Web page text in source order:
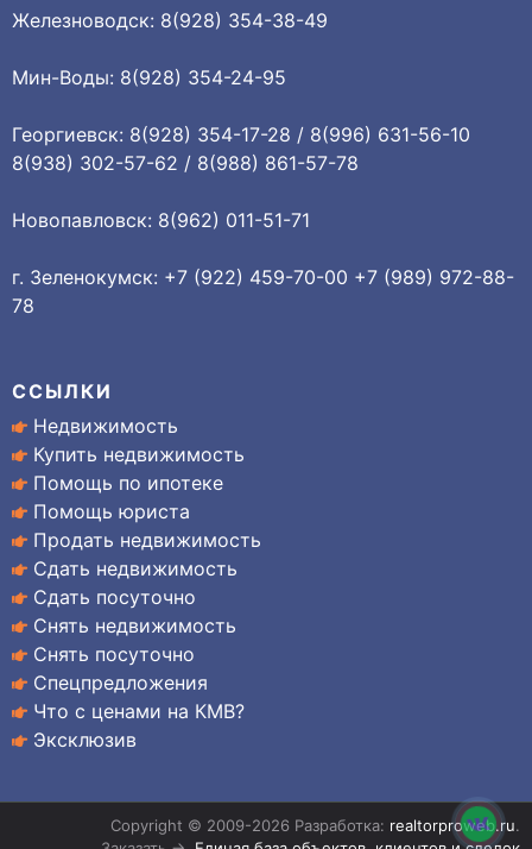
Железноводск: 8(928) 354-38-49
Мин-Воды: 8(928) 354-24-95
Георгиевск: 8(928) 354-17-28 / 8(996) 631-56-10
8(938) 302-57-62 / 8(988) 861-57-78
Новопавловск: 8(962) 011-51-71
г. Зеленокумск: +7 (922) 459-70-00 +7 (989) 972-88-
78
ССЫЛКИ
Недвижимость
Купить недвижимость
Помощь по ипотеке
Помощь юриста
Продать недвижимость
Сдать недвижимость
Сдать посуточно
Снять недвижимость
Снять посуточно
Спецпредложения
Что с ценами на КМВ?
Эксклюзив
Copyright © 2009-2026 Разработка: realtorproweb.ru.